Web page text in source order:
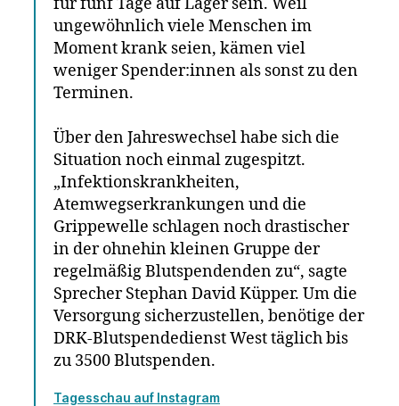
ungewöhnlich viele Menschen im
Moment krank seien, kämen viel
weniger Spender:innen als sonst zu den
Terminen.
Über den Jahreswechsel habe sich die
Situation noch einmal zugespitzt.
„Infektionskrankheiten,
Atemwegserkrankungen und die
Grippewelle schlagen noch drastischer
in der ohnehin kleinen Gruppe der
regelmäßig Blutspendenden zu“, sagte
Sprecher Stephan David Küpper. Um die
Versorgung sicherzustellen, benötige der
DRK-Blutspendedienst West täglich bis
zu 3500 Blutspenden.
Tagesschau auf Instagram